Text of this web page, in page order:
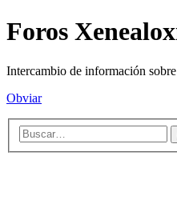
Foros
Intercambio de información
Obviar